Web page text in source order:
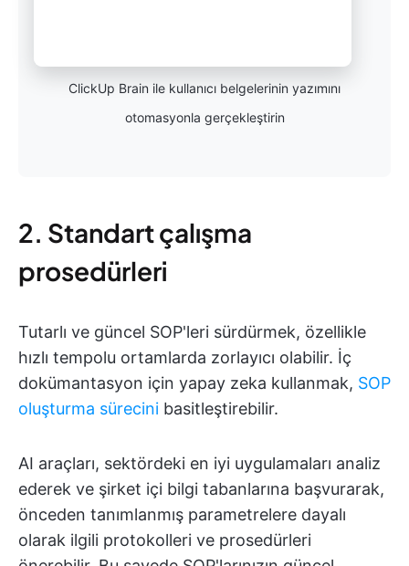
ClickUp Brain ile kullanıcı belgelerinin yazımını
otomasyonla gerçekleştirin
2. Standart çalışma
prosedürleri
Tutarlı ve güncel SOP'leri sürdürmek, özellikle
hızlı tempolu ortamlarda zorlayıcı olabilir. İç
dokümantasyon için yapay zeka kullanmak, SOP
oluşturma sürecini basitleştirebilir.
AI araçları, sektördeki en iyi uygulamaları analiz
ederek ve şirket içi bilgi tabanlarına başvurarak,
önceden tanımlanmış parametrelere dayalı
olarak ilgili protokolleri ve prosedürleri